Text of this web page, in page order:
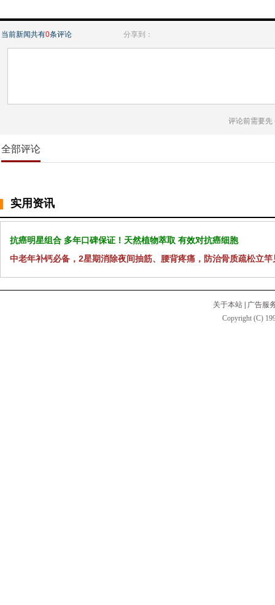
当前新闻共有0条评论 分享到：
评论前需要先
全部评论
实用资讯
抗癌明星组合 多年口碑保证！天然植物萃取 有效对抗癌细胞
中老年补钙必备，2星期消除夜间抽筋、腰背疼痛，防治骨质疏松立竿
关于本站
广告服
Copyright (C)